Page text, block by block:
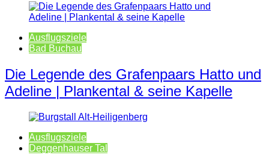
Ausflugsziele
Bad Buchau
Die Legende des Grafenpaars Hatto und
Adeline | Plankental & seine Kapelle
Ausflugsziele
Deggenhauser Tal